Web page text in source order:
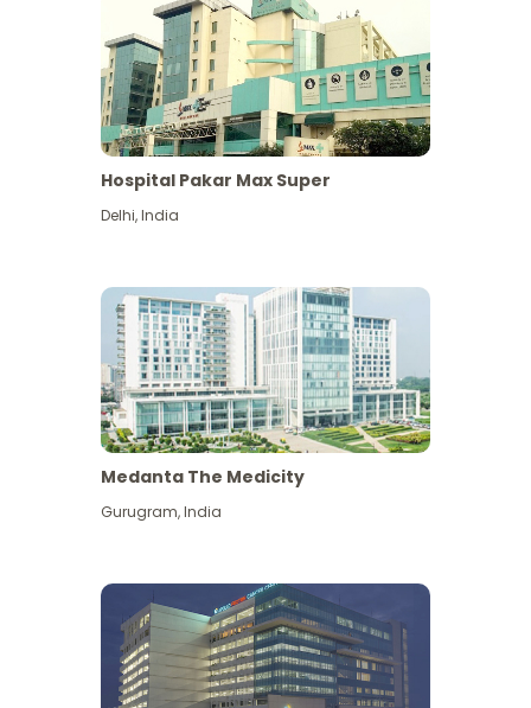
Hospital Pakar Max Super
Delhi,India
Medanta The Medicity
Gurugram,India